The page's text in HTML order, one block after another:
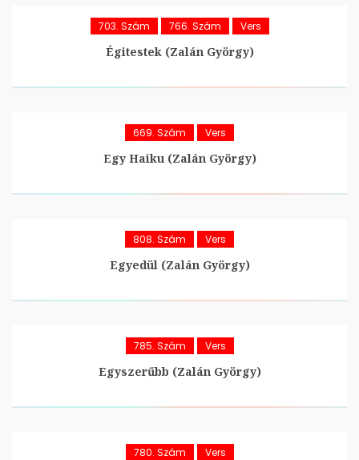
703. Szám 766. Szám Vers
Égitestek (Zalán György)
669. Szám Vers
Egy Haiku (Zalán György)
808. Szám Vers
Egyedül (Zalán György)
785. Szám Vers
Egyszerűbb (Zalán György)
780. Szám Vers